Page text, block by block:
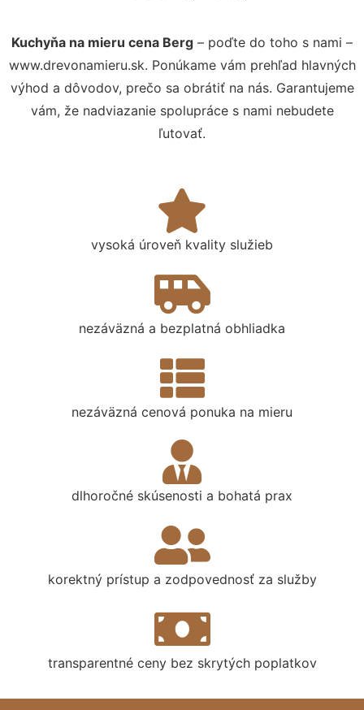
Kuchyňa na mieru cena Berg – poďte do toho s nami –
www.drevonamieru.sk. Ponúkame vám prehľad hlavných
výhod a dôvodov, prečo sa obrátiť na nás. Garantujeme
vám, že nadviazanie spolupráce s nami nebudete
ľutovať.
vysoká úroveň kvality služieb
nezáväzná a bezplatná obhliadka
nezáväzná cenová ponuka na mieru
dlhoročné skúsenosti a bohatá prax
korektný prístup a zodpovednosť za služby
transparentné ceny bez skrytých poplatkov